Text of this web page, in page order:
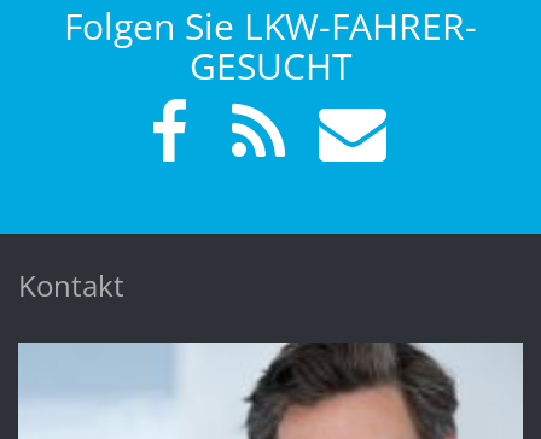
Folgen Sie LKW-FAHRER-
GESUCHT
Kontakt